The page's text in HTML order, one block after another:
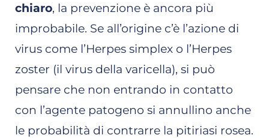
chiaro, la prevenzione è ancora più
improbabile. Se all’origine c’è l’azione di
virus come l’Herpes simplex o l’Herpes
zoster (il virus della varicella), si può
pensare che non entrando in contatto
con l’agente patogeno si annullino anche
le probabilità di contrarre la pitiriasi rosea.